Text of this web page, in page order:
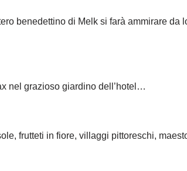
benedettino di Melk si farà ammirare da
nel grazioso giardino dell’hotel…
frutteti in fiore, villaggi pittoreschi,